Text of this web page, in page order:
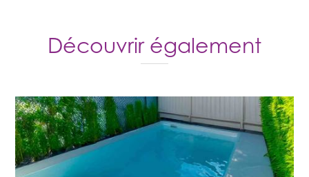
Découvrir également